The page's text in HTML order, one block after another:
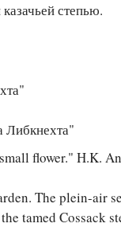
степью.
Либкнехта"
flower." H.K.
The plein-air
tamed Cossack